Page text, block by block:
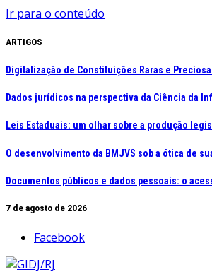
Ir para o conteúdo
ARTIGOS
Digitalização de Constituições Raras e
Dados jurídicos na perspectiva da Ciência da
Leis Estaduais: um olhar sobre a produção
O desenvolvimento da BMJVS sob a ótica de
Documentos públicos e dados pessoais: o
7 de agosto de 2026
Facebook